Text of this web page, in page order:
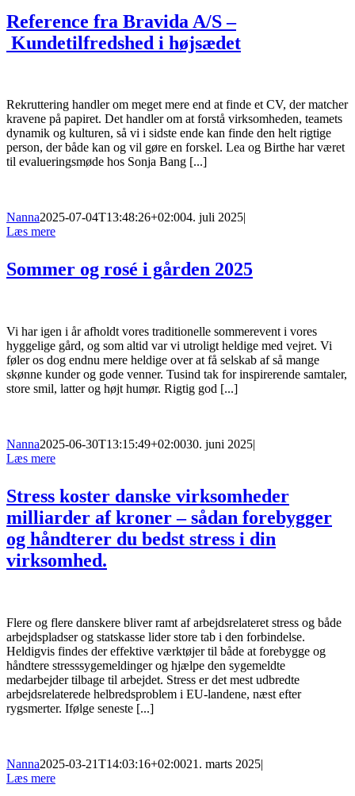
Reference fra Bravida A/S –
Kundetilfredshed i højsædet
Rekruttering handler om meget mere end at finde et CV, der matcher
kravene på papiret. Det handler om at forstå virksomheden, teamets
dynamik og kulturen, så vi i sidste ende kan finde den helt rigtige
person, der både kan og vil gøre en forskel. Lea og Birthe har været
til evalueringsmøde hos Sonja Bang [...]
Nanna2025-07-04T13:48:26+02:004. juli 2025|
Læs mere
Sommer og rosé i gården 2025
Vi har igen i år afholdt vores traditionelle sommerevent i vores
hyggelige gård, og som altid var vi utroligt heldige med vejret. Vi
føler os dog endnu mere heldige over at få selskab af så mange
skønne kunder og gode venner. Tusind tak for inspirerende samtaler,
store smil, latter og højt humør. Rigtig god [...]
Nanna2025-06-30T13:15:49+02:0030. juni 2025|
Læs mere
Stress koster danske virksomheder
milliarder af kroner – sådan forebygger
og håndterer du bedst stress i din
virksomhed.
Flere og flere danskere bliver ramt af arbejdsrelateret stress og både
arbejdspladser og statskasse lider store tab i den forbindelse.
Heldigvis findes der effektive værktøjer til både at forebygge og
håndtere stresssygemeldinger og hjælpe den sygemeldte
medarbejder tilbage til arbejdet. Stress er det mest udbredte
arbejdsrelaterede helbredsproblem i EU-landene, næst efter
rygsmerter. Ifølge seneste [...]
Nanna2025-03-21T14:03:16+02:0021. marts 2025|
Læs mere